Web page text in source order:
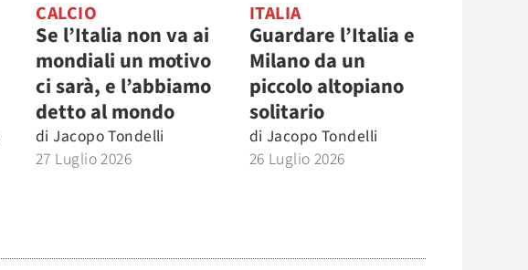
CALCIO
Se l’Italia non va ai
mondiali un motivo
ci sarà, e l’abbiamo
detto al mondo
di Jacopo Tondelli
27 Luglio 2026
ITALIA
Guardare l’Italia e
Milano da un
piccolo altopiano
solitario
di Jacopo Tondelli
26 Luglio 2026